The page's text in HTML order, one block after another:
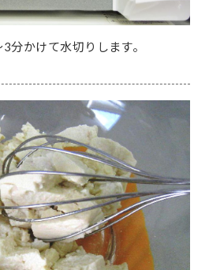
分かけて水切りします。